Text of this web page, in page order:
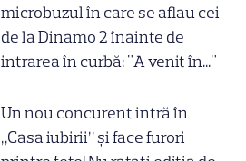
microbuzul în care se aflau cei
de la Dinamo 2 înainte de
intrarea în curbă: "A venit în..."
Un nou concurent intră în
„Casa iubirii” și face furori